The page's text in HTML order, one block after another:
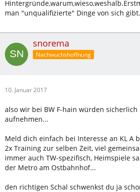
man "unqualifizierte" Dinge von sich gibt.
snorema
Nachwuchshoffnung
10. Januar 2017
also wir bei BW F-hain würden
aufnehmen...
Meld dich einfach bei Interesse an KL A
2x Training zur selben Zeit, viel
immer auch TW-spezifisch, Heimspiele
der Metro am Ostbahnhof...
den richtigen Schal schwenkst du ja